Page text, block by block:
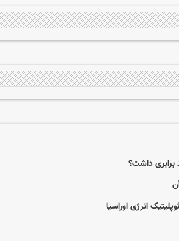
داشت؟
انرژی اوراسیا